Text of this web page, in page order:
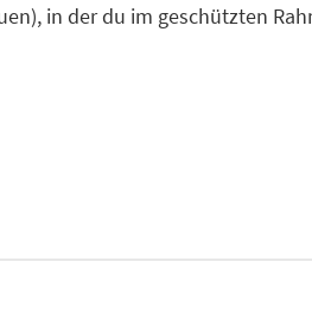
in der du im geschützten